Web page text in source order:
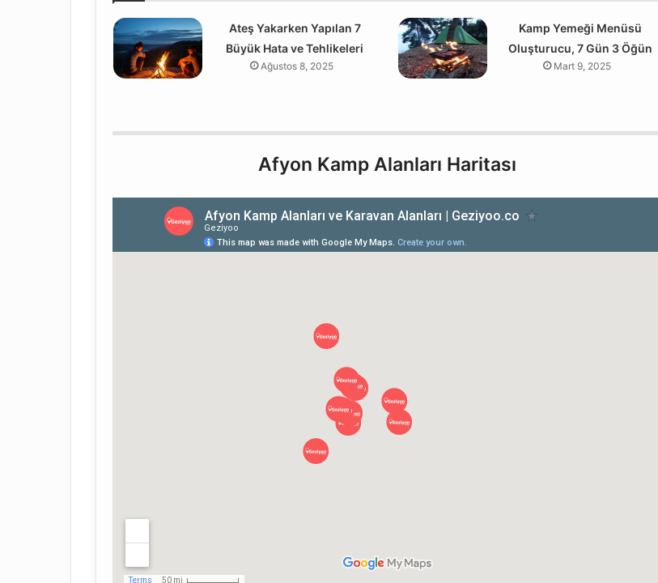
Ateş Yakarken Yapılan 7
Büyük Hata ve Tehlikeleri
Ağustos 8, 2025
Kamp Yemeği Menüsü
Oluşturucu, 7 Gün 3 Öğün
Mart 9, 2025
Afyon Kamp Alanları Haritası